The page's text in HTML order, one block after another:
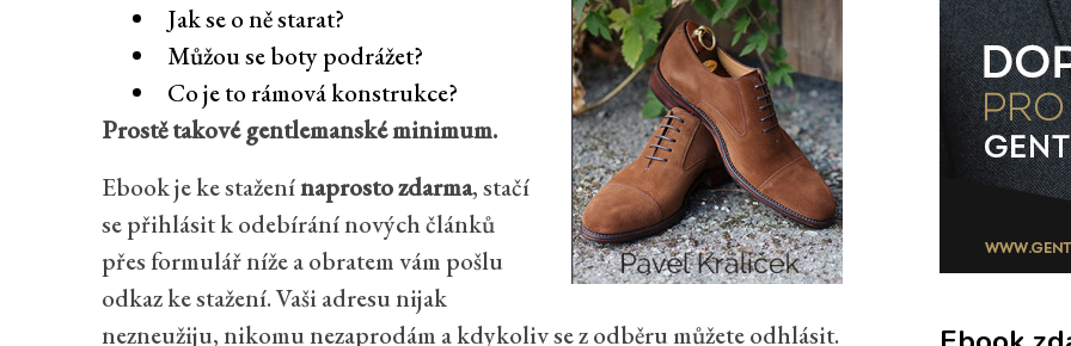
Jak se o ně starat?
Můžou se boty podrážet?
Co je to rámová konstrukce?
Prostě takové gentlemanské minimum.
Ebook je ke staženínaprosto zdarma, stačí
se přihlásit k odebírání nových článků
přes formulář níže a obratem vám pošlu
odkaz ke stažení. Vaši adresu nijak
nezneužiju, nikomu nezaprodám a kdykoliv se z odběru můžete odhlásit.